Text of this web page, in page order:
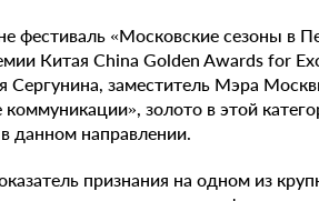
«Московские сезоны в
Китая China Golden Awards for
Сергунина, заместитель Мэра
коммуникации», золото в этой
данном направлении.
признания на одном из